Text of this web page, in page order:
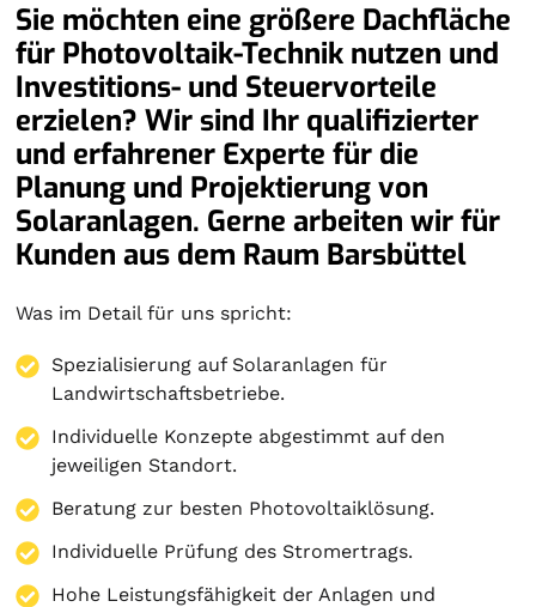
Sie möchten eine größere Dachfläche
für Photovoltaik-Technik nutzen und
Investitions- und Steuervorteile
erzielen? Wir sind Ihr qualifizierter
und erfahrener Experte für die
Planung und Projektierung von
Solaranlagen. Gerne arbeiten wir für
Kunden aus dem Raum Barsbüttel
Was im Detail für uns spricht:
Spezialisierung auf Solaranlagen für
Landwirtschaftsbetriebe.
Individuelle Konzepte abgestimmt auf den
jeweiligen Standort.
Beratung zur besten Photovoltaiklösung.
Individuelle Prüfung des Stromertrags.
Hohe Leistungsfähigkeit der Anlagen und